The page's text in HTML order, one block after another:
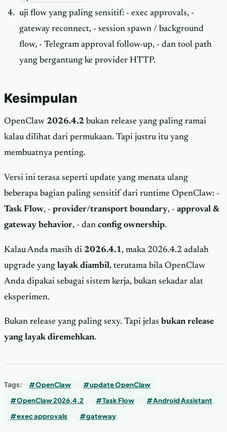
uji flow yang paling sensitif: - exec approvals, -
gateway reconnect, - session spawn / background
flow, - Telegram approval follow-up, - dan tool path
yang bergantung ke provider HTTP.
Kesimpulan
OpenClaw 2026.4.2 bukan release yang paling ramai
kalau dilihat dari permukaan. Tapi justru itu yang
membuatnya penting.
Versi ini terasa seperti update yang menata ulang
beberapa bagian paling sensitif dari runtime OpenClaw: -
Task Flow, - provider/transport boundary, - approval &
gateway behavior, - dan config ownership.
Kalau Anda masih di 2026.4.1, maka 2026.4.2 adalah
upgrade yang layak diambil, terutama bila OpenClaw
Anda dipakai sebagai sistem kerja, bukan sekadar alat
eksperimen.
Bukan release yang paling sexy. Tapi jelas bukan release
yang layak diremehkan.
Tags: #OpenClaw
#update OpenClaw
#OpenClaw 2026.4.2
#Task Flow
#Android Assistant
#exec approvals
#gateway